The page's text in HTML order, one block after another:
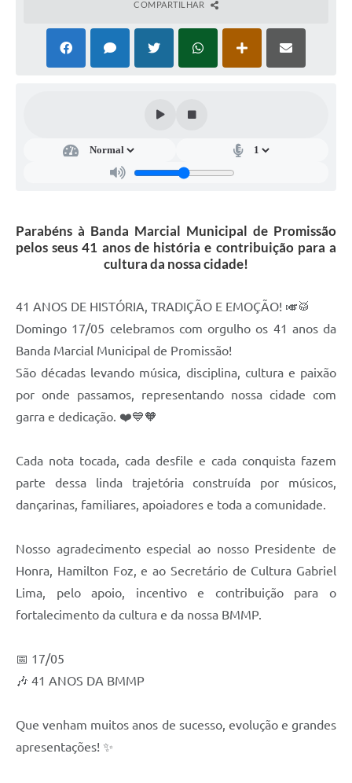
Internet Gratuita
Agenda
Coleta Seletiva
Empreendedores
Galeria de Fotos
Contas Públicas
Serviços Online
Telefones Úteis
Sic
Contato
COMPARTILHAR
Parabéns à Banda Marcial Municipal de Promissão
pelos seus 41 anos de história e contribuição para a
cultura da nossa cidade!
41 ANOS DE HISTÓRIA, TRADIÇÃO E EMOÇÃO! 🎺🥁
Domingo 17/05 celebramos com orgulho os 41 anos da
Banda Marcial Municipal de Promissão!
São décadas levando música, disciplina, cultura e paixão
por onde passamos, representando nossa cidade com
garra e dedicação. ❤️💙🧡
Cada nota tocada, cada desfile e cada conquista fazem
parte dessa linda trajetória construída por músicos,
dançarinas, familiares, apoiadores e toda a comunidade.
Nosso agradecimento especial ao nosso Presidente de
Honra, Hamilton Foz, e ao Secretário de Cultura Gabriel
Lima, pelo apoio, incentivo e contribuição para o
fortalecimento da cultura e da nossa BMMP.
📅 17/05
🎶 41 ANOS DA BMMP
Que venham muitos anos de sucesso, evolução e grandes
apresentações! ✨